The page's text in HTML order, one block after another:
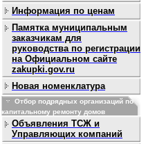
Информация по ценам
Памятка муниципальным
заказчикам для
руководства по регистрации
на Официальном сайте
zakupki.gov.ru
Новая номенклатура
Отбор подрядных организаций по
капитальному ремонту домов
Объявления ТСЖ и
Управляющих компаний